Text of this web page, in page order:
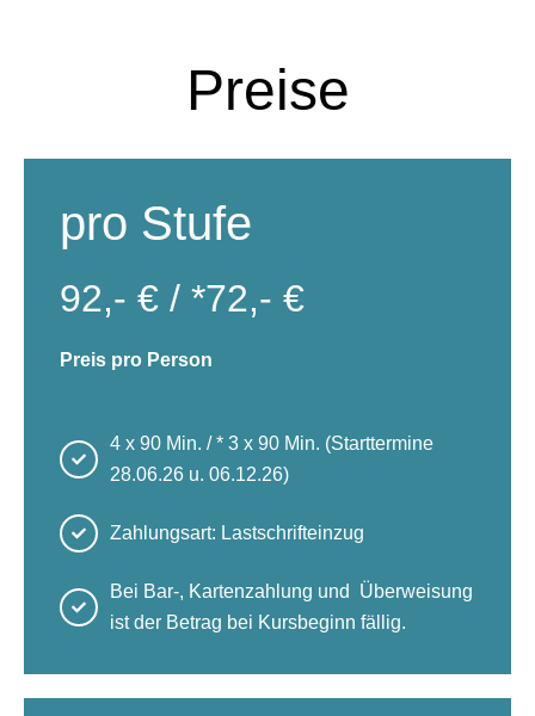
Preise
pro Stufe
92,- € / *72,- €
Preis pro Person
4 x 90 Min. / * 3 x 90 Min. (Starttermine
28.06.26 u. 06.12.26)
Zahlungsart: Lastschrifteinzug
Bei Bar-, Kartenzahlung und Überweisung
ist der Betrag bei Kursbeginn fällig.